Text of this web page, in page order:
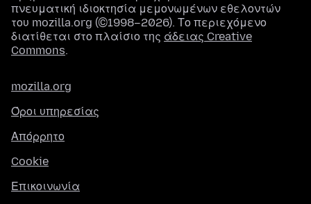
πνευματική ιδιοκτησία μεμονωμένων εθελοντών
του mozilla.org (©1998–2026). Το περιεχόμενο
διατίθεται στο πλαίσιο της άδειας Creative
Commons.
mozilla.org
Όροι υπηρεσίας
Απόρρητο
Cookie
Επικοινωνία